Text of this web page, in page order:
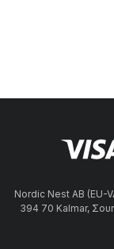
Nordic Nest AB (EU-
394 70 Kalmar,